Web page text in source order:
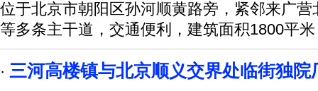
位于北京市朝阳区孙河顺黄路旁，紧邻来广
等多条主干道，交通便利，建筑面积1800平
· 三河高楼镇与北京顺义交界处临街独院